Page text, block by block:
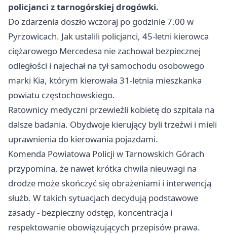
policjanci z tarnogórskiej drogówki.
Do zdarzenia doszło wczoraj po godzinie 7.00 w
Pyrzowicach. Jak ustalili policjanci, 45-letni kierowca
ciężarowego Mercedesa nie zachował bezpiecznej
odległości i najechał na tył samochodu osobowego
marki Kia, którym kierowała 31-letnia mieszkanka
powiatu częstochowskiego.
Ratownicy medyczni przewieźli kobietę do szpitala na
dalsze badania. Obydwoje kierujący byli trzeźwi i mieli
uprawnienia do kierowania pojazdami.
Komenda Powiatowa Policji w Tarnowskich Górach
przypomina, że nawet krótka chwila nieuwagi na
drodze może skończyć się obrażeniami i interwencją
służb. W takich sytuacjach decydują podstawowe
zasady - bezpieczny odstęp, koncentracja i
respektowanie obowiązujących przepisów prawa.